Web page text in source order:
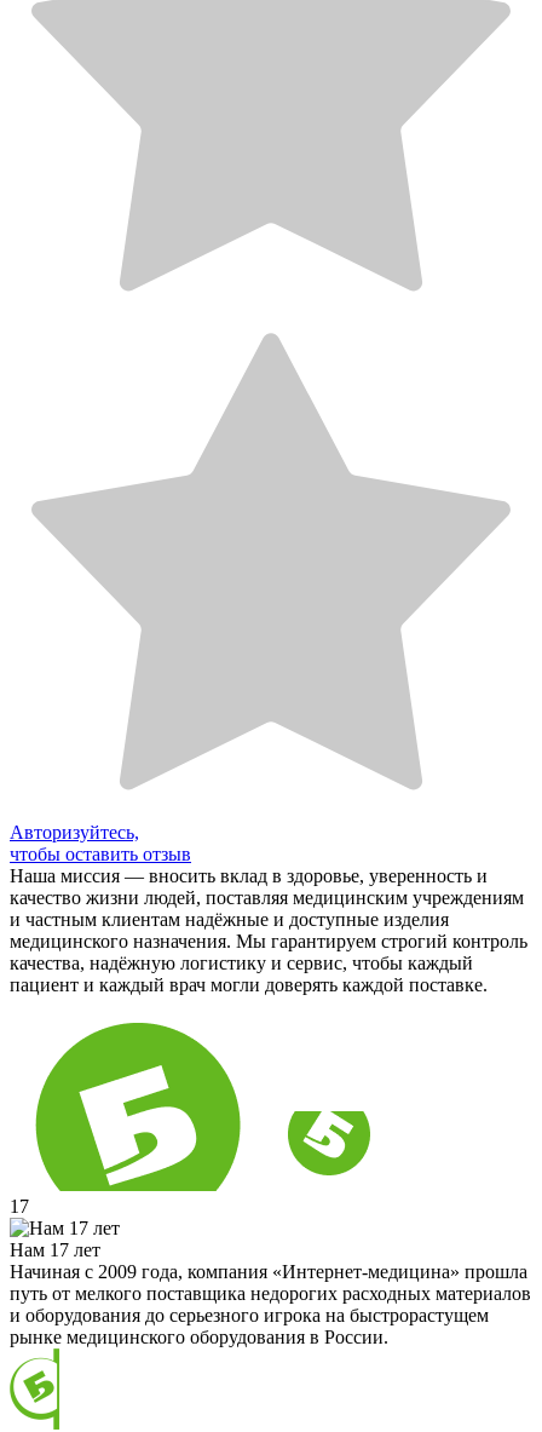
Авторизуйтесь,
чтобы оставить отзыв
Наша миссия — вносить вклад в здоровье, уверенность и
качество жизни людей, поставляя медицинским учреждениям
и частным клиентам надёжные и доступные изделия
медицинского назначения. Мы гарантируем строгий контроль
качества, надёжную логистику и сервис, чтобы каждый
пациент и каждый врач могли доверять каждой поставке.
17
Нам 17 лет
Начиная с 2009 года, компания «Интернет-медицина» прошла
путь от мелкого поставщика недорогих расходных материалов
и оборудования до серьезного игрока на быстрорастущем
рынке медицинского оборудования в России.